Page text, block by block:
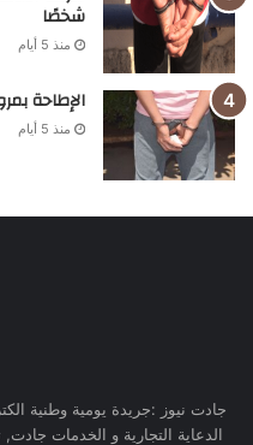
شخصًا
منذ 5 أيام
الإطاحة بمروج 420 كبسولة مهلوسة
منذ 5 أيام
جادت نيوز :جريدة يومية وطنية